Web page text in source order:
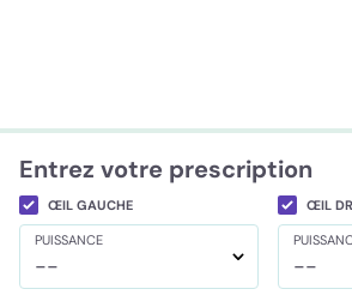
Entrez votre prescription
ŒIL GAUCHE ŒIL
PUISSANCE
-- --